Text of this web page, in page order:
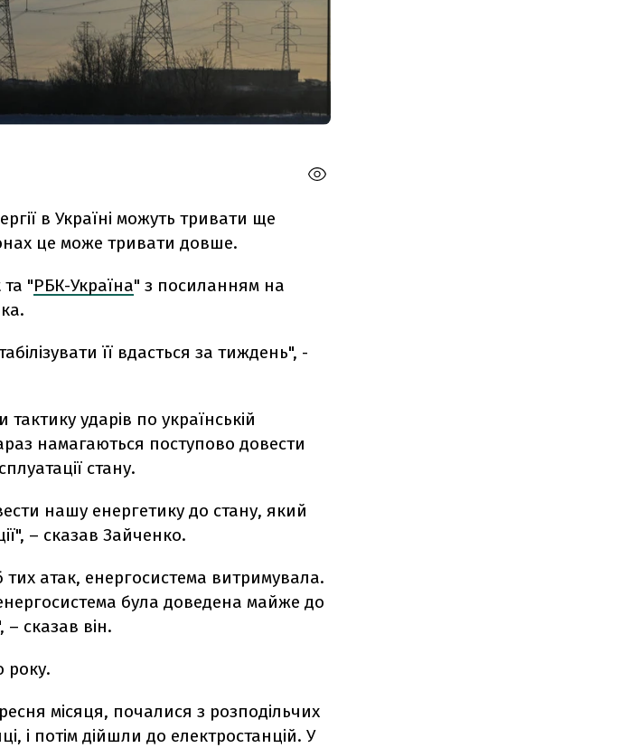
в Україні можуть тривати ще
це може тривати довше.
"РБК-Україна" з посиланням на
її вдасться за тиждень", -
ударів по українській
намагаються поступово довести
стану.
нашу енергетику до стану, який
– сказав Зайченко.
атак, енергосистема витримувала.
була доведена майже до
сказав він.
року.
місяця, почалися з розподільчих
і потім дійшли до електростанцій. У